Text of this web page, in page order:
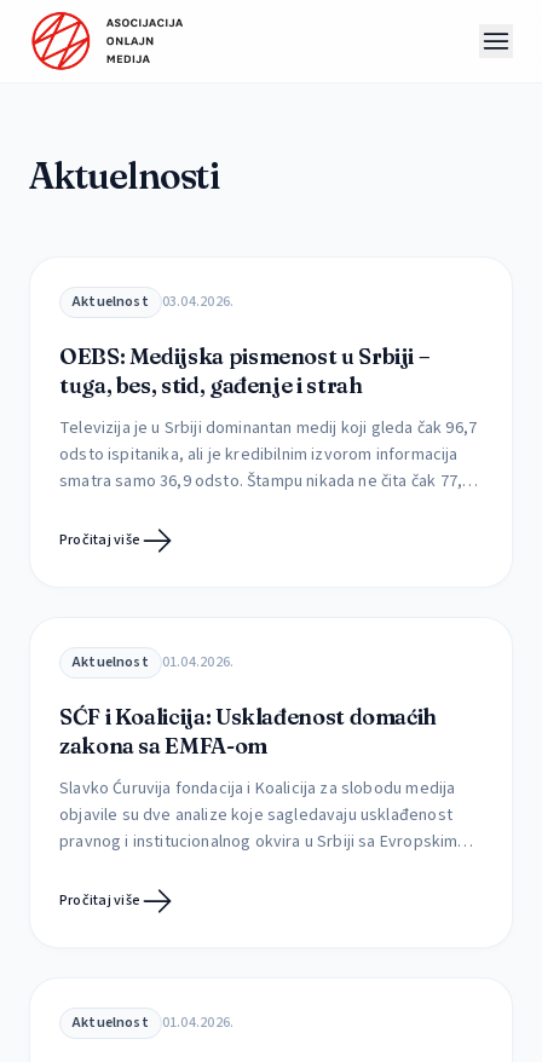
Preskoči na sadržaj
Aktuelnosti
Aktuelnost 03.04.2026.
OEBS: Medijska pismenost u Srbiji –
tuga, bes, stid, gađenje i strah
Televizija je u Srbiji dominantan medij koji gleda čak 96,7
odsto ispitanika, ali je kredibilnim izvorom informacija
smatra samo 36,9 odsto. Štampu nikada ne čita čak 77,4
odsto. Kojim medijima građani veruju, kako utiču na njih i
Pročitaj više
Aktuelnost 01.04.2026.
SĆF i Koalicija: Usklađenost domaćih
zakona sa EMFA-om
Slavko Ćuruvija fondacija i Koalicija za slobodu medija
objavile su dve analize koje sagledavaju usklađenost
pravnog i institucionalnog okvira u Srbiji sa Evropskim
njegove implementacije u postojećim okolnostima.
Pročitaj više
Aktuelnost 01.04.2026.